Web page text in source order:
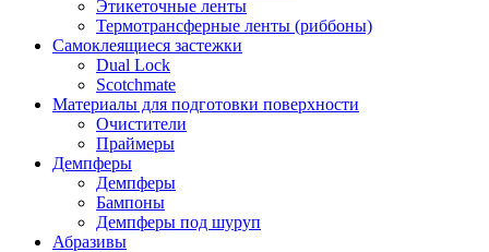
Этикеточные ленты
Термотрансферные ленты (риббоны)
Cамоклеящиеся застежки
Dual Lock
Scotchmate
Материалы для подготовки поверхности
Очистители
Праймеры
Демпферы
Демпферы
Бампоны
Демпферы под шуруп
Абразивы